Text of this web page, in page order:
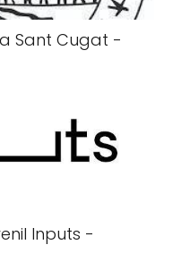
Sant Cugat -
Inputs -